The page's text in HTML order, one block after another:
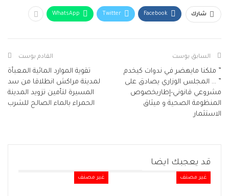
شارك Facebook
Twitter
WhatsApp
السابق بوست
” ملكنا مايهضر في ندوات كيخدم
” … المجلس الوزاري يصادق على
مشروعي قانوني-إطاربخصوص
المنظومة الصحية و ميثاق
الاستثمار
القادم بوست
تقوية الموارد المائية المعبأة
لمدينة مراكش انطلاقا من سد
المسيرة لتأمين تزويد المدينة
الحمراء بالماء الصالح للشرب
قد يعجبك ايضا
غير مصنف غير مصنف